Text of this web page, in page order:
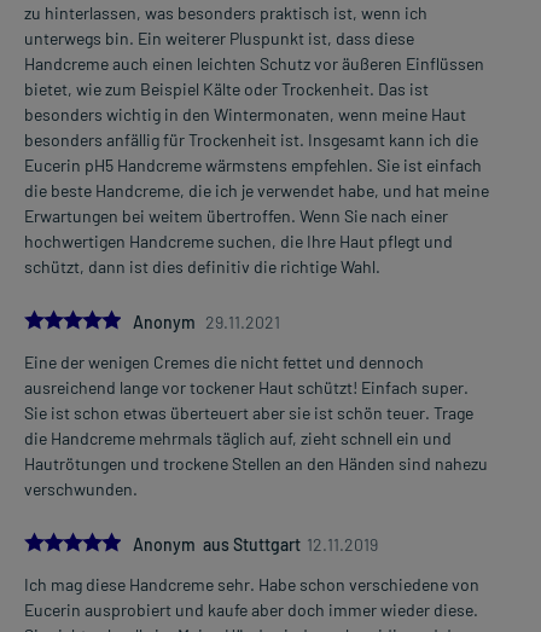
zu hinterlassen, was besonders praktisch ist, wenn ich
unterwegs bin. Ein weiterer Pluspunkt ist, dass diese
Handcreme auch einen leichten Schutz vor äußeren Einflüssen
bietet, wie zum Beispiel Kälte oder Trockenheit. Das ist
besonders wichtig in den Wintermonaten, wenn meine Haut
besonders anfällig für Trockenheit ist. Insgesamt kann ich die
Eucerin pH5 Handcreme wärmstens empfehlen. Sie ist einfach
die beste Handcreme, die ich je verwendet habe, und hat meine
Erwartungen bei weitem übertroffen. Wenn Sie nach einer
hochwertigen Handcreme suchen, die Ihre Haut pflegt und
schützt, dann ist dies definitiv die richtige Wahl.
5.0Anonym 29.11.2021
Eine der wenigen Cremes die nicht fettet und dennoch
ausreichend lange vor tockener Haut schützt! Einfach super.
Sie ist schon etwas überteuert aber sie ist schön teuer. Trage
die Handcreme mehrmals täglich auf, zieht schnell ein und
Hautrötungen und trockene Stellen an den Händen sind nahezu
verschwunden.
5.0Anonym aus Stuttgart 12.11.2019
Ich mag diese Handcreme sehr. Habe schon verschiedene von
Eucerin ausprobiert und kaufe aber doch immer wieder diese.